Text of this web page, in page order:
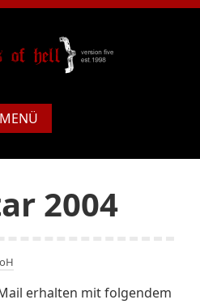
MENÜ
2004
erhalten mit folgendem